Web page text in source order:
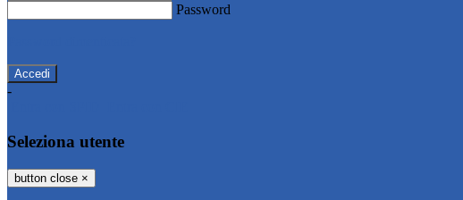
Password
-
Seleziona utente
button close ×